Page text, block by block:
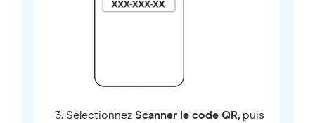
3. Sélectionnez Scanner le code QR,puis